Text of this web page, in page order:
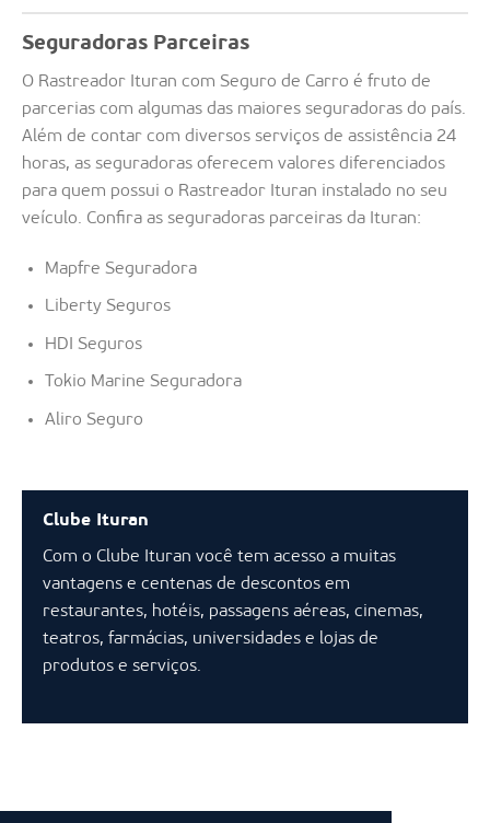
Seguradoras Parceiras
O Rastreador Ituran com Seguro de Carro é fruto de
parcerias com algumas das maiores seguradoras do país.
Além de contar com diversos serviços de assistência 24
horas, as seguradoras oferecem valores diferenciados
para quem possui o Rastreador Ituran instalado no seu
veículo. Confira as seguradoras parceiras da Ituran:
Mapfre Seguradora
Liberty Seguros
HDI Seguros
Tokio Marine Seguradora
Aliro Seguro
Clube Ituran
Com o Clube Ituran você tem acesso a muitas
vantagens e centenas de descontos em
restaurantes, hotéis, passagens aéreas, cinemas,
teatros, farmácias, universidades e lojas de
produtos e serviços.